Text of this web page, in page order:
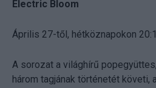
Electric Bloom
Április 27-től, hétköznapokon
A sorozat a világhírű
három tagjának történetét követi,